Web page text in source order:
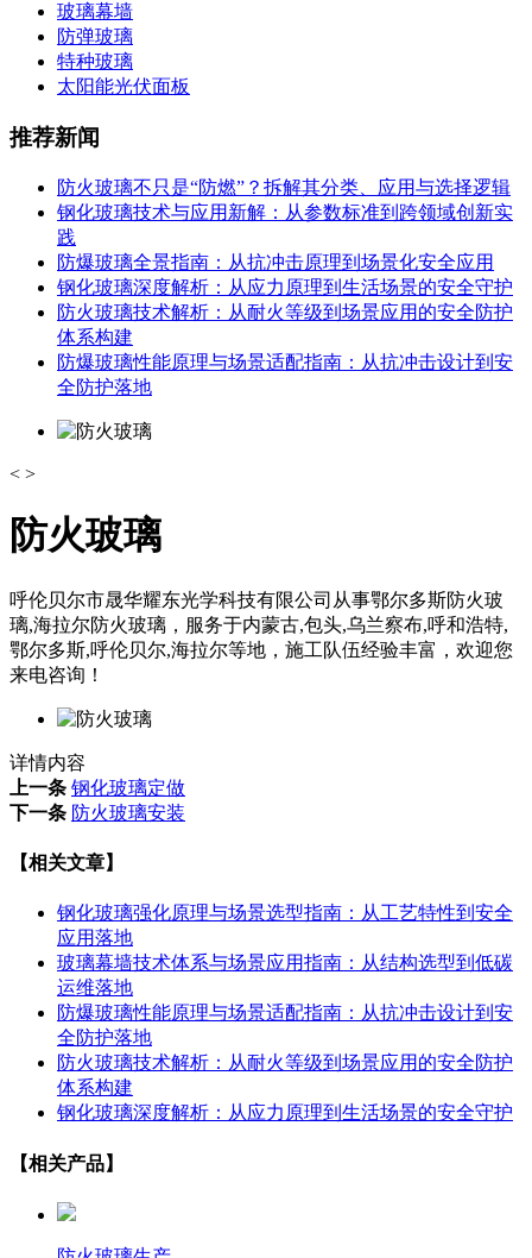
玻璃幕墙
防弹玻璃
特种玻璃
太阳能光伏面板
推荐新闻
防火玻璃不只是“防燃”？拆解其分类、应用与选择逻辑
钢化玻璃技术与应用新解：从参数标准到跨领域创新实
践
防爆玻璃全景指南：从抗冲击原理到场景化安全应用
钢化玻璃深度解析：从应力原理到生活场景的安全守护
防火玻璃技术解析：从耐火等级到场景应用的安全防护
体系构建
防爆玻璃性能原理与场景适配指南：从抗冲击设计到安
全防护落地
< >
防火玻璃
呼伦贝尔市晟华耀东光学科技有限公司从事鄂尔多斯防火玻
璃,海拉尔防火玻璃，服务于内蒙古,包头,乌兰察布,呼和浩特,
鄂尔多斯,呼伦贝尔,海拉尔等地，施工队伍经验丰富，欢迎您
来电咨询！
详情内容
上一条 钢化玻璃定做
下一条 防火玻璃安装
【相关文章】
钢化玻璃强化原理与场景选型指南：从工艺特性到安全
应用落地
玻璃幕墙技术体系与场景应用指南：从结构选型到低碳
运维落地
防爆玻璃性能原理与场景适配指南：从抗冲击设计到安
全防护落地
防火玻璃技术解析：从耐火等级到场景应用的安全防护
体系构建
钢化玻璃深度解析：从应力原理到生活场景的安全守护
【相关产品】